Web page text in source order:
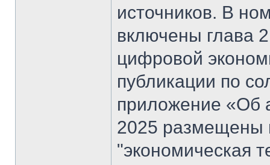
источников. В
включены глава
цифровой
публикации по
приложение «Об
2025 размещены
"экономическая